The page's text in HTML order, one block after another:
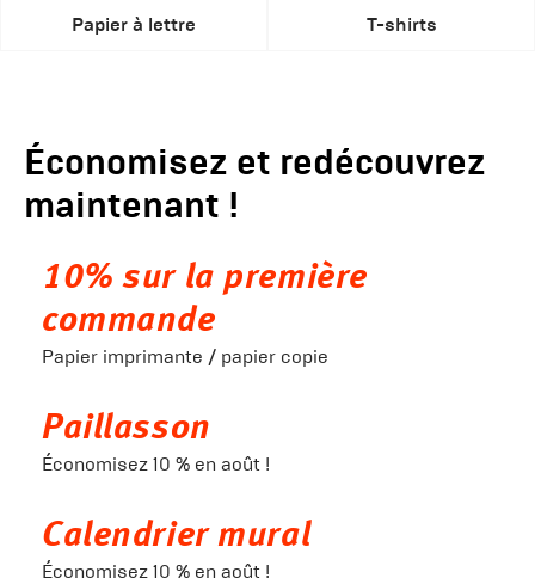
Papier à lettre T-shirts
Économisez et redécouvrez
maintenant !
10% sur la première
commande
Papier imprimante / papier copie
Paillasson
Économisez 10 % en août !
Calendrier mural
Économisez 10 % en août !